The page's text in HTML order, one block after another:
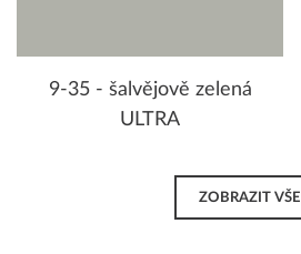
9-35 - šalvějově zelená
ULTRA
ZOBRAZIT VŠE